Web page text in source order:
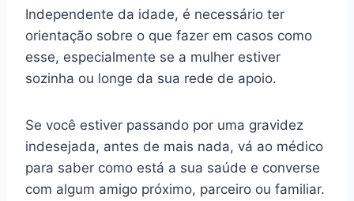
Independente da idade, é necessário ter
orientação sobre o que fazer em casos como
esse, especialmente se a mulher estiver
sozinha ou longe da sua rede de apoio.
Se você estiver passando por uma gravidez
indesejada, antes de mais nada, vá ao médico
para saber como está a sua saúde e converse
com algum amigo próximo, parceiro ou familiar.